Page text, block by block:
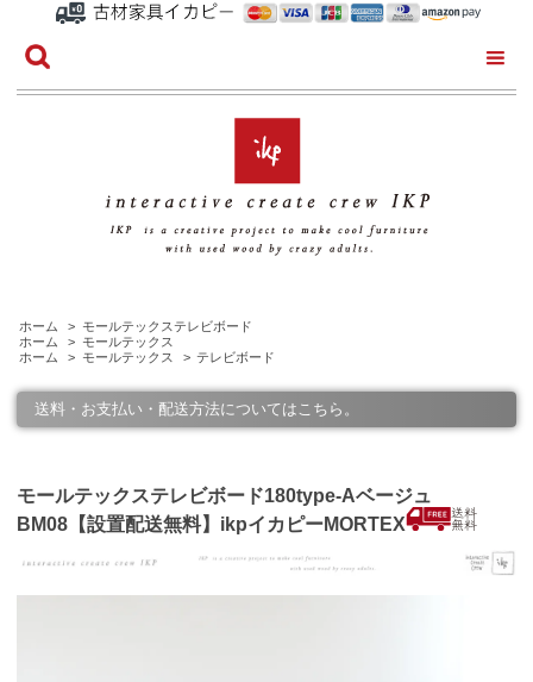
ホーム > モールテックステレビボード
ホーム
> モールテックス
ホーム
> モールテックス > テレビボード
送料・お支払い・配送方法についてはこちら。
モールテックステレビボード180type-Aベージュ
BM08【設置配送無料】ikpイカピーMORTEX